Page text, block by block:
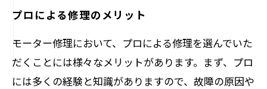
プロによる修理のメリット
モーター修理において、プロによる修理を選んでいた
だくことには様々なメリットがあります。まず、プロ
には多くの経験と知識がありますので、故障の原因や